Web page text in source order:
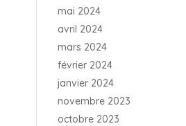
mai 2024
avril 2024
mars 2024
février 2024
janvier 2024
novembre 2023
octobre 2023